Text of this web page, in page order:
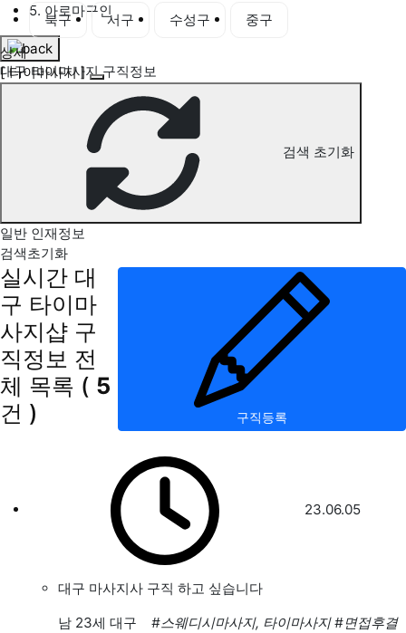
5. 아로마구인
대구 타이마사지 구직정보
북구 서구 수성구
중구
상세
[ 타이마사지 ]
검색 초기화
일반 인재정보
검색초기화
실시간 대
구 타이마
사지샵 구
직정보 전
체 목록 ( 5
건 )
구직등록
23.06.05
대구 마사지사 구직 하고 싶습니다
남 23세 대구 #스웨디시마사지, 타이마사지 #면접후결